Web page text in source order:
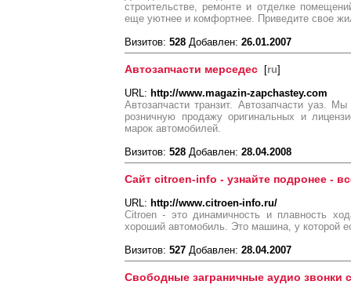
строительстве, ремонте и отделке
еще уютнее и комфортнее. Приведите свое
Визитов: 528 Добавлен: 26.01.2007
Автозапчасти мерседес [ru]
URL: http://www.magazin-zapchastey.com
Автозапчасти транзит. Автозапчасти уаз.
розничную продажу оригинальных и
марок автомобилей.
Визитов: 528 Добавлен: 28.04.2008
Сайт citroen-info - узнайте подронее -
URL: http://www.citroen-info.ru/
Citroen - это динамичность и плавность
хороший автомобиль. Это машина, у которой
Визитов: 527 Добавлен: 28.04.2007
Свободные заграничные аудио звонки